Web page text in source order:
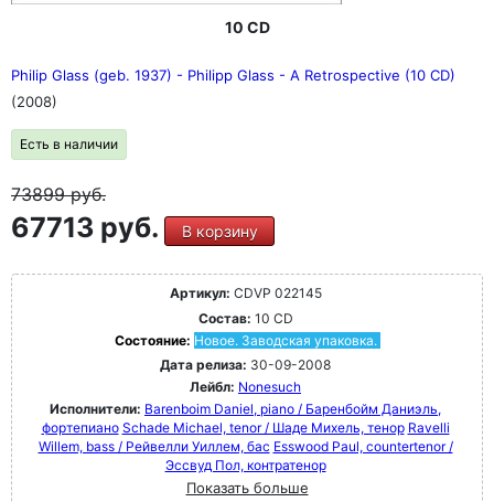
10 CD
Philip Glass (geb. 1937) - Philipp Glass - A Retrospective (10 CD)
(2008)
Есть в наличии
73899руб.
67713 руб. В корзину
Артикул: CDVP 022145
Состав: 10 CD
Состояние: Новое. Заводская упаковка.
Дата релиза: 30-09-2008
Лейбл: Nonesuch
Исполнители: Barenboim Daniel, piano / Баренбойм Даниэль,
фортепиано Schade Michael, tenor / Шаде Михель, тенор Ravelli
Willem, bass / Рейвелли Уиллем, бас Esswood Paul, countertenor /
Эссвуд Пол, контратенор
Показать больше